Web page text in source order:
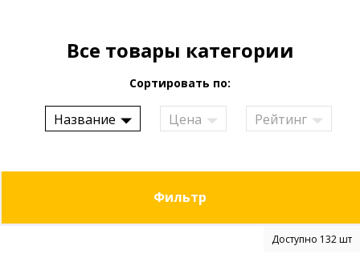
Все товары категории
Сортировать по:
Название Цена Рейтинг
Фильтр
Доступно 132 шт